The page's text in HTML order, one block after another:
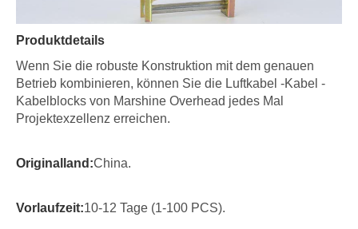
Produktdetails
Wenn Sie die robuste Konstruktion mit dem genauen
Betrieb kombinieren, können Sie die Luftkabel -Kabel -
Kabelblocks von Marshine Overhead jedes Mal
Projektexzellenz erreichen.
Originalland:China.
Vorlaufzeit:10-12 Tage (1-100 PCS).